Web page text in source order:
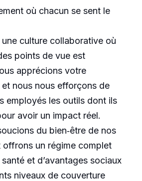
où chacun se sent le
culture collaborative où
points de vue est
apprécions votre
nous nous efforçons de
employés les outils dont ils
avoir un impact réel.
du bien‑être de nos
offrons un régime complet
santé et d’avantages sociaux
niveaux de couverture